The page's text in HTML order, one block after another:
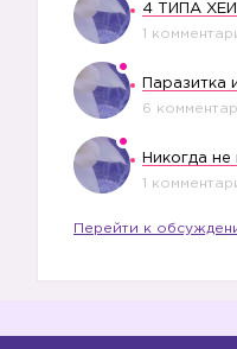
4 ТИПА
1
6
1
Перейти к